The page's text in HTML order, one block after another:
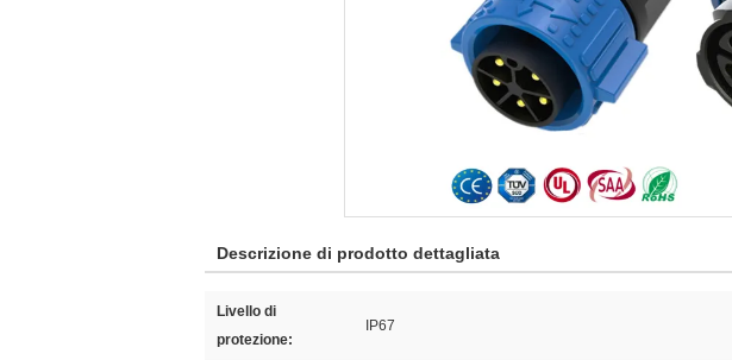
Descrizione di prodotto dettagliata
Livello di
protezione:
IP67